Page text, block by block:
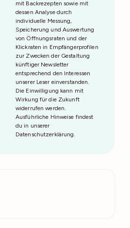
mit Backrezepten sowie mit
dessen Analyse durch
individuelle Messung,
Speicherung und Auswertung
von Öffnungsraten und der
Klickraten in Empfängerprofilen
zur Zwecken der Gestaltung
künftiger Newsletter
entsprechend den Interessen
unserer Leser einverstanden.
Die Einwilligung kann mit
Wirkung für die Zukunft
widerrufen werden.
Ausführliche Hinweise findest
du in unserer
Datenschutzerklärung